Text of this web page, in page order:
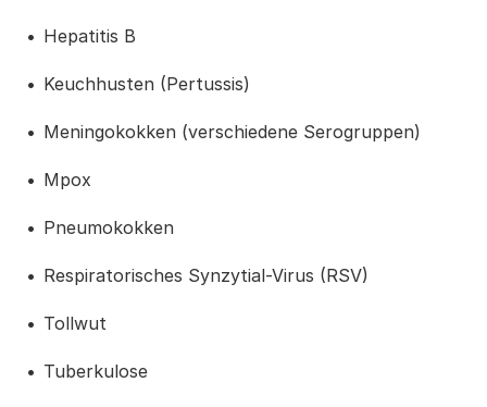
Hepatitis B
Keuchhusten (Pertussis)
Meningokokken (verschiedene Serogruppen)
Mpox
Pneumokokken
Respiratorisches Synzytial-Virus (RSV)
Tollwut
Tuberkulose